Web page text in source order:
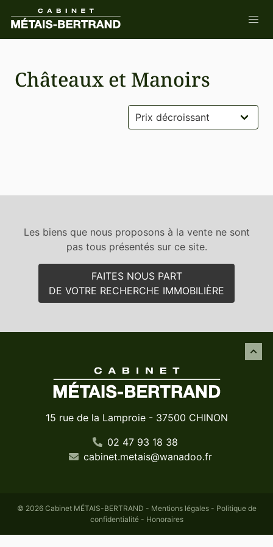
Châteaux et Manoirs
Les biens que nous proposons à la vente ne sont
pas tous présentés sur ce site.
FAITES NOUS PART
DE VOTRE RECHERCHE IMMOBILIÈRE
15 rue de la Lamproie - 37500 CHINON
02 47 93 18 38
cabinet.metais@wanadoo.fr
© 2026 Cabinet MÉTAIS-BERTRAND - Mentions légales- Politique de
confidentialité- Honoraires